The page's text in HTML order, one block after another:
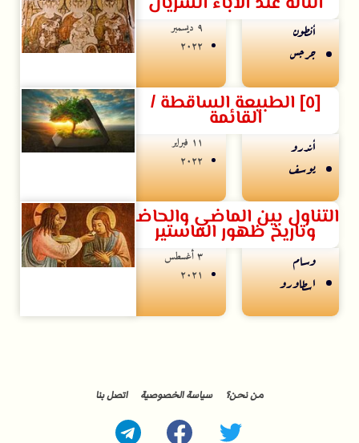
أنطون
جرجس
۹ ديسمبر
۲۰۲۲
[٥] الطبيعة الساقطة /
القائمة
أندرو
يوسف
۱۱ فبراير
۲۰۲۲
التناول بين الماضي والحاضر
وتاريخ ظهور الماستير
وسام
اسطاورو
۳ أغسطس
۲۰۲۱
من نحن؟ سياسة الخصوصية اتصل بنا